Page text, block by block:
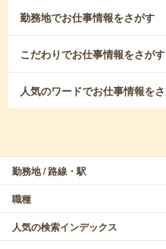
勤務地でお仕事情報をさがす
こだわりでお仕事情報をさがす
人気のワードでお仕事情報を
勤務地 / 路線・駅
職種
人気の検索インデックス